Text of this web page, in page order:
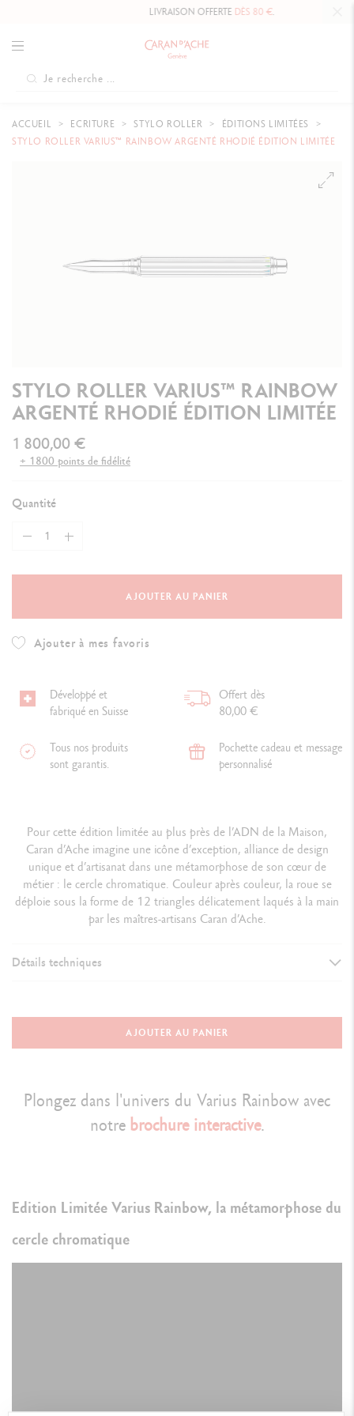
LIVRAISON OFFERTEDÈS 80 €.
ACCUEIL ECRITURE STYLO ROLLER
ÉDITIONS LIMITÉES
STYLO ROLLER VARIUS™ RAINBOW ARGENTÉ RHODIÉ ÉDITION LIMITÉE
STYLO ROLLER VARIUS™ RAINBOW
ARGENTÉ RHODIÉ ÉDITION LIMITÉE
1 800,00 €
+ 1800 points de fidélité
Quantité
AJOUTER AU PANIER
Ajouter à mes favoris
Développé et
fabriqué en Suisse
Offert dès
80,00 €
Tous nos produits
sont garantis.
Pochette cadeau et message
personnalisé
Pour cette édition limitée au plus près de l’ADN de la Maison,
Caran d’Ache imagine une icône d’exception, alliance de design
unique et d’artisanat dans une métamorphose de son cœur de
métier : le cercle chromatique. Couleur après couleur, la roue se
déploie sous la forme de 12 triangles délicatement laqués à la main
par les maîtres-artisans Caran d’Ache.
Détails techniques
Stylo Rolller
Guillochage horloger effet couronne : cylindre facetté avec de fins
triangles gravés puis laqués aux couleurs du cercle chromatique
mm / capuchon à l’arrière 167.6 mm / diamètre 12.1mm
AJOUTER AU PANIER
Plongez dans l'univers du Varius Rainbow avec
notre brochure interactive.
Edition Limitée Varius Rainbow, la métamorphose du
cercle chromatique